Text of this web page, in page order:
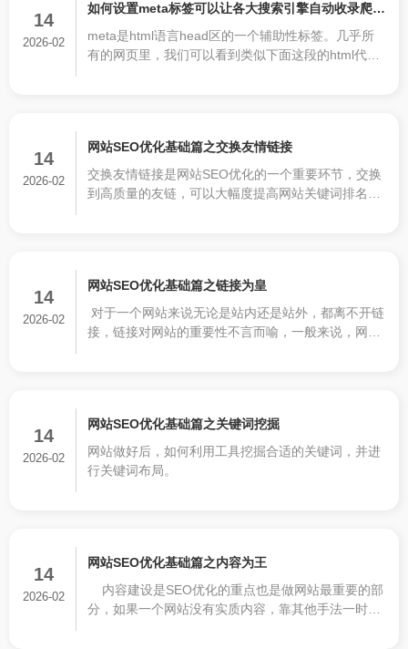
14
2026-02
如何设置meta标签可以让各大搜索引擎自动收录爬取
你的网站
meta是html语言head区的一个辅助性标签。几乎所
有的网页里，我们可以看到类似下面这段的html代
14
2026-02
网站SEO优化基础篇之交换友情链接
交换友情链接是网站SEO优化的一个重要环节，交换
到高质量的友链，可以大幅度提高网站关键词排名及
14
2026-02
网站SEO优化基础篇之链接为皇
对于一个网站来说无论是站内还是站外，都离不开链
接，链接对网站的重要性不言而喻，一般来说，网站
14
2026-02
网站SEO优化基础篇之关键词挖掘
网站做好后，如何利用工具挖掘合适的关键词，并进
行关键词布局。
14
2026-02
网站SEO优化基础篇之内容为王
内容建设是SEO优化的重点也是做网站最重要的部
分，如果一个网站没有实质内容，靠其他手法一时把